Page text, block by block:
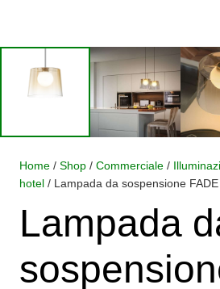
Home / Shop / Commerciale /
hotel / Lampada da sospensione FADE
Lampada